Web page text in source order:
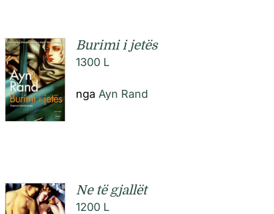
Burimi i jetës
1300 L
nga Ayn Rand
Ne të gjallët
1200 L